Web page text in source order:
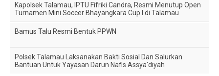
Kapolsek Talamau, IPTU Fifriki Candra, Resmi Menutup Open
Turnamen Mini Soccer Bhayangkara Cup I di Talamau
Bamus Talu Resmi Bentuk PPWN
Polsek Talamau Laksanakan Bakti Sosial Dan Salurkan
Bantuan Untuk Yayasan Darun Nafis Assya'diyah